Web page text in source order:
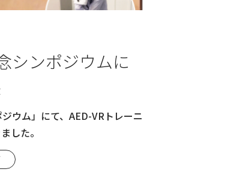
シンポジウムに
ジウム」にて、AED-VRトレーニ
した。